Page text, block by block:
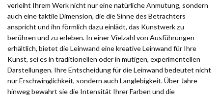
verleiht Ihrem Werk nicht nur eine natürliche Anmutung, sondern
auch eine taktile Dimension, die die Sinne des Betrachters
anspricht und ihn förmlich dazu einlädt, das Kunstwerk zu
berühren und zu erleben. In einer Vielzahl von Ausführungen
erhältlich, bietet die Leinwand eine kreative Leinwand für Ihre
Kunst, sei es in traditionellen oder in mutigen, experimentellen
Darstellungen. Ihre Entscheidung für die Leinwand bedeutet nicht
nur Erschwinglichkeit, sondern auch Langlebigkeit. Über Jahre
hinweg bewahrt sie die Intensität Ihrer Farben und die